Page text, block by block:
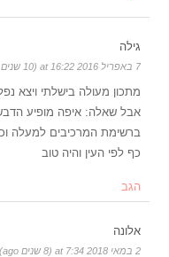
גילה
7 באפריל 2016 at 16:22 (10 שנים ago)
מתכון מעולה בישלתי ויצא
ברשימת המרכיבים למעלה
כף לפי העין והיה טוב
הגב
אלונה
2 במאי 2018 at 7:34 (8 שנים ago)